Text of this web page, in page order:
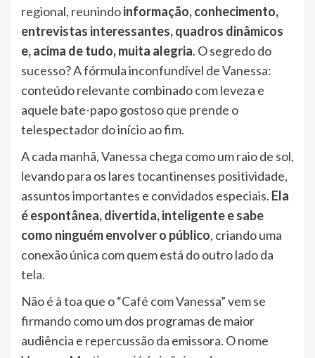
regional, reunindoinformação, conhecimento,
entrevistas interessantes, quadros dinâmicos
e, acima de tudo, muita alegria. O segredo do
sucesso? A fórmula inconfundível de Vanessa:
conteúdo relevante combinado com leveza e
aquele bate-papo gostoso que prende o
telespectador do início ao fim.
A cada manhã, Vanessa chega como um raio de sol,
levando para os lares tocantinenses positividade,
assuntos importantes e convidados especiais. Ela
é espontânea, divertida, inteligente e sabe
como ninguém envolver o público, criando uma
conexão única com quem está do outro lado da
tela.
Não é à toa que o “Café com Vanessa” vem se
firmando como um dos programas de maior
audiência e repercussão da emissora. O nome